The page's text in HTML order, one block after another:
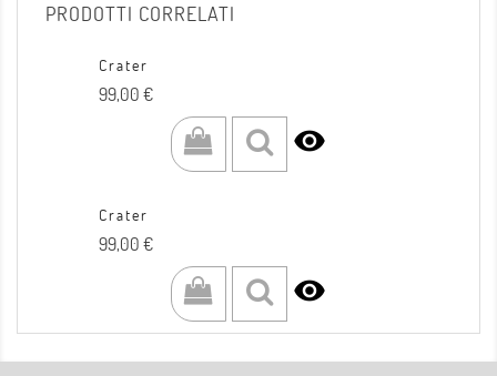
PRODOTTI CORRELATI
Crater
Prezzo
99,00 €

Crater
Prezzo
99,00 €
